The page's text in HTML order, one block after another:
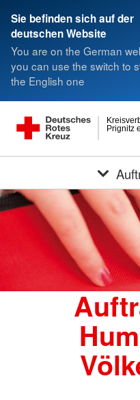
Sie befinden sich auf der
deutschen Website
You are on the German
you can use the switch to
the English one
Prignitz